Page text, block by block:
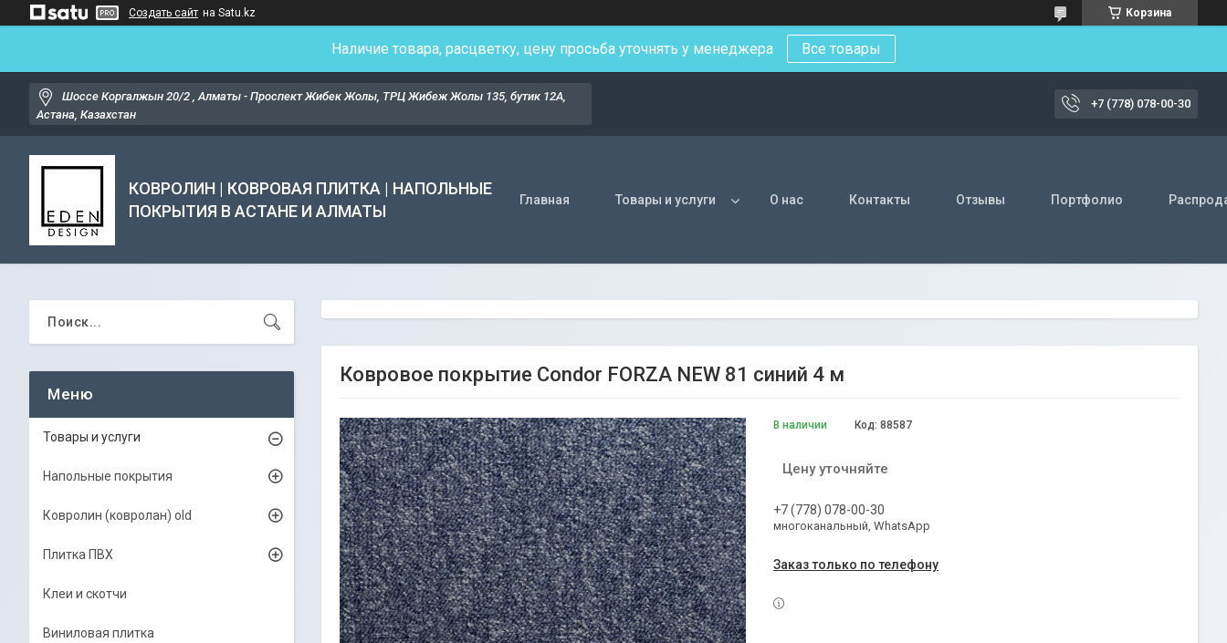
Создать сайт на Satu.kz Корзина
Наличие товара, расцветку, цену просьба уточнять у менеджера Все товары
Шоссе Коргалжын 20/2 , Алматы - Проспект Жибек Жолы, ТРЦ Жибеж Жолы 135, бутик 12А,
Астана, Казахстан
+7 (778) 078-00-30
КОВРОЛИН | КОВРОВАЯ ПЛИТКА | НАПОЛЬНЫЕ
ПОКРЫТИЯ В АСТАНЕ И АЛМАТЫ
Главная Товары и услуги О нас Контакты Отзывы Портфолио
Ковровое покрытие Condor FORZA NEW 81 синий 4 м
В наличии Код: 88587
Цену уточняйте
+7 (778) 078-00-30
многоканальный, WhatsApp
Заказ только по телефону
Товары и услуги
Напольные покрытия
Ковролин (ковролан) old
Плитка ПВХ
Клеи и скотчи
Виниловая плитка